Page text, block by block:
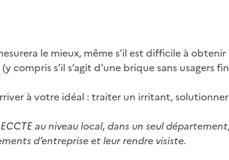
le mieux, même s’il est difficile à
s’il s’agit d’une brique sans usagers
à votre idéal : traiter un irritant,
au niveau local, dans un seul
d’entreprise et leur rendre visiste.